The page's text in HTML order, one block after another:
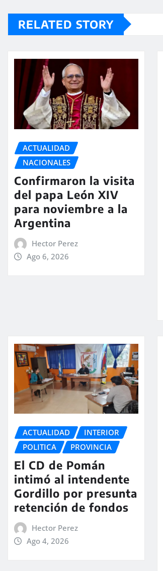
RELATED STORY
ACTUALIDAD
NACIONALES
Confirmaron la visita
del papa León XIV
para noviembre a la
Argentina
Hector Perez
Ago 6, 2026
ACTUALIDAD
INTERIOR
POLITICA
PROVINCIA
El CD de Pomán
intimó al intendente
Gordillo por presunta
retención de fondos
Hector Perez
Ago 4, 2026